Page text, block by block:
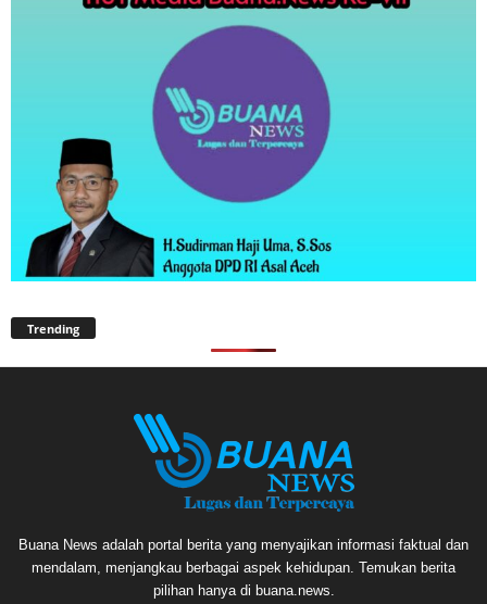
Trending
Buana News adalah portal berita yang menyajikan informasi faktual dan
mendalam, menjangkau berbagai aspek kehidupan. Temukan berita
pilihan hanya di buana.news.